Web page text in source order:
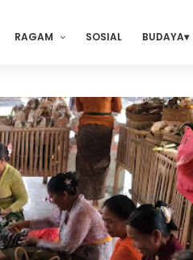
RAGAM SOSIAL BUDAYA